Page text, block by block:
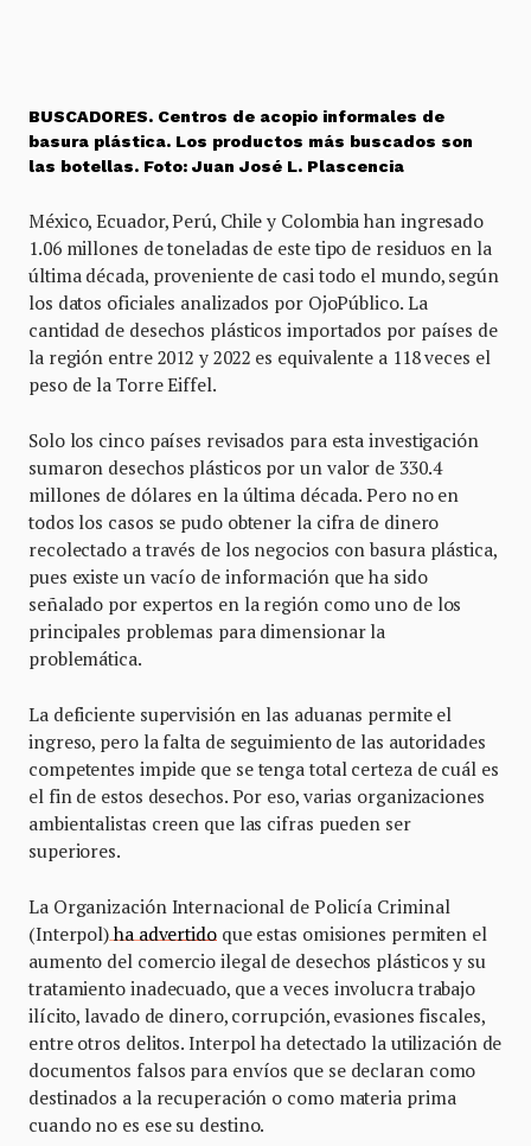
BUSCADORES. Centros de acopio informales de
basura plástica. Los productos más buscados son
las botellas. Foto: Juan José L. Plascencia
México, Ecuador, Perú, Chile y Colombia han ingresado
1.06 millones de toneladas de este tipo de residuos en la
última década, proveniente de casi todo el mundo, según
los datos oficiales analizados por OjoPúblico. La
cantidad de desechos plásticos importados por países de
la región entre 2012 y 2022 es equivalente a 118 veces el
peso de la Torre Eiffel.
Solo los cinco países revisados para esta investigación
sumaron desechos plásticos por un valor de 330.4
millones de dólares en la última década. Pero no en
todos los casos se pudo obtener la cifra de dinero
recolectado a través de los negocios con basura plástica,
pues existe un vacío de información que ha sido
señalado por expertos en la región como uno de los
principales problemas para dimensionar la
problemática.
La deficiente supervisión en las aduanas permite el
ingreso, pero la falta de seguimiento de las autoridades
competentes impide que se tenga total certeza de cuál es
el fin de estos desechos. Por eso, varias organizaciones
ambientalistas creen que las cifras pueden ser
superiores.
La Organización Internacional de Policía Criminal
(Interpol) ha advertidoque estas omisiones permiten el
aumento del comercio ilegal de desechos plásticos y su
tratamiento inadecuado, que a veces involucra trabajo
ilícito, lavado de dinero, corrupción, evasiones fiscales,
entre otros delitos. Interpol ha detectado la utilización de
documentos falsos para envíos que se declaran como
destinados a la recuperación o como materia prima
cuando no es ese su destino.